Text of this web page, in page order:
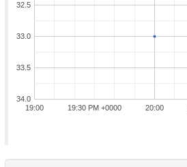
19:00 20:00
19:30 PM +0000
32.5
33.0
33.5
34.0